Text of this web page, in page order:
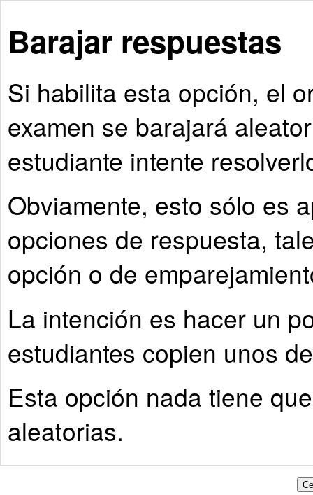
Barajar respuestas
Si habilita esta opción, el
examen se barajará
estudiante intente
Obviamente, esto sólo es
opciones de respuesta,
opción o de
La intención es hacer un
estudiantes copien unos
Esta opción nada tiene
aleatorias.